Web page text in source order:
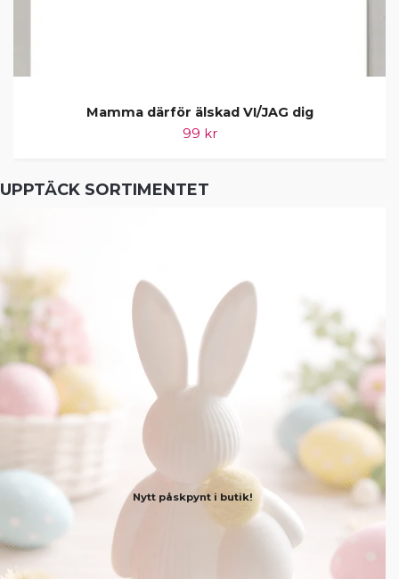
UPPTÄCK SORTIMENTET
Nytt påskpynt i butik!
Mamma därför älskad VI/JAG dig
99 kr